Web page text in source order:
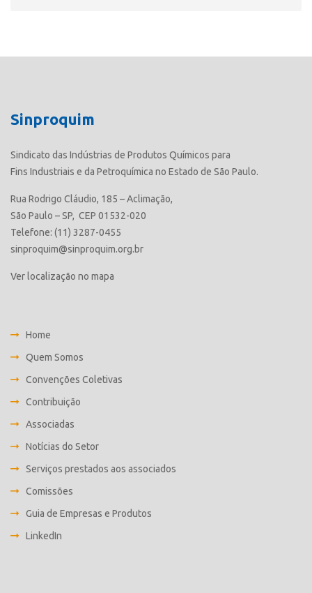
Sinproquim
Sindicato das Indústrias de Produtos Químicos para
Fins Industriais e da Petroquímica no Estado de São Paulo.
Rua Rodrigo Cláudio, 185 – Aclimação,
São Paulo – SP, CEP 01532-020
Telefone: (11) 3287-0455
sinproquim@sinproquim.org.br
Ver localização no mapa
Home
Quem Somos
Convenções Coletivas
Contribuição
Associadas
Notícias do Setor
Serviços prestados aos associados
Comissões
Guia de Empresas e Produtos
LinkedIn